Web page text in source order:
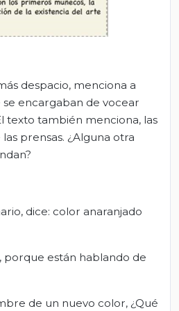
despacio, menciona a
se encargaban de vocear
texto también menciona, las
prensas. ¿Alguna otra
dice: color anaranjado
porque están hablando de
de un nuevo color, ¿Qué